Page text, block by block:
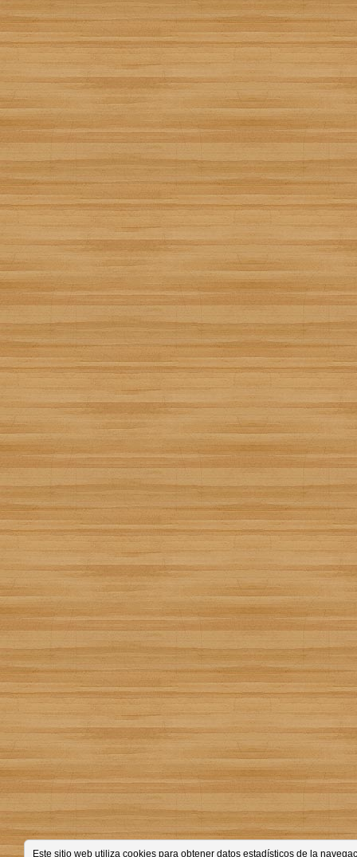
Este sitio web utiliza cookies para obtener datos estadísticos de la